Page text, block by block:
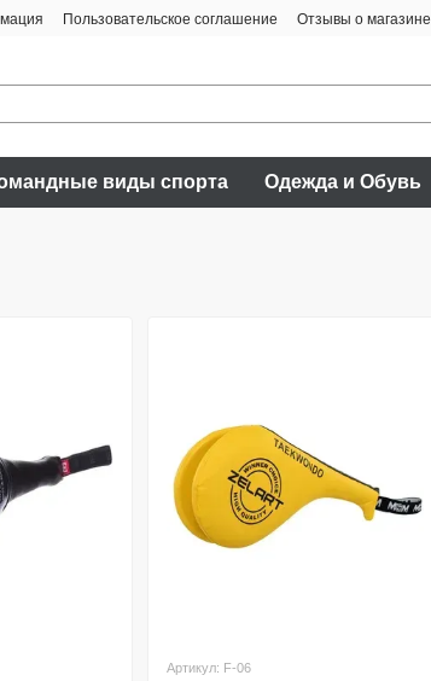
Пользовательское соглашение Отзывы о магазине
виды спорта Одежда и Обувь
Артикул: F-06